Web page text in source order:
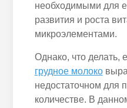
необходимыми для
развития и роста
микроэлементами.
Однако, что делать,
грудное молоко
недостаточном для
количестве. В